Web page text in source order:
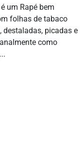
um Rapé bem
folhas de tabaco
destaladas, picadas e
como